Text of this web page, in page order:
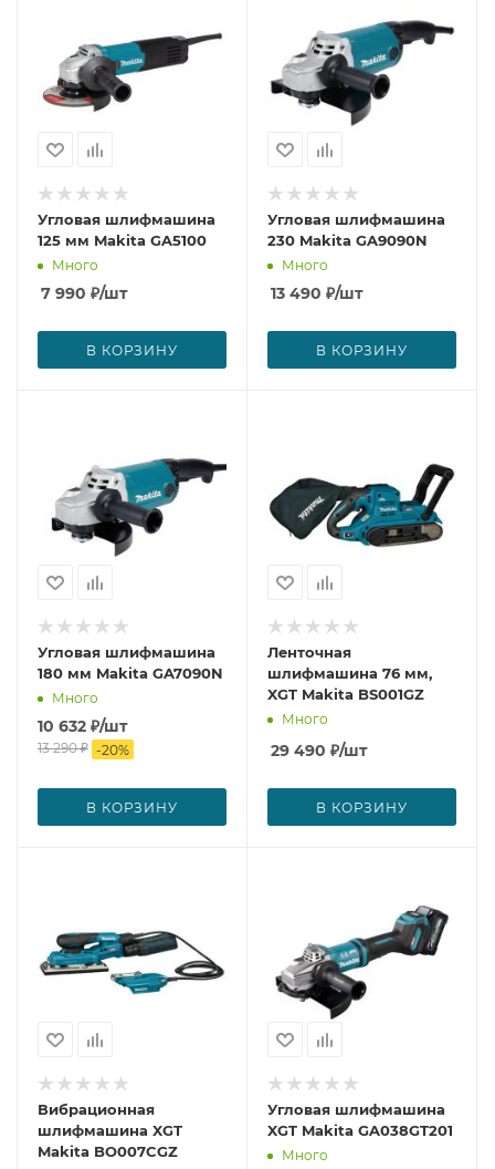
Угловая шлифмашина
125 мм Makita GA5100
Много
7 990 ₽/шт
В КОРЗИНУ
Угловая шлифмашина
230 Makita GA9090N
Много
13 490 ₽/шт
В КОРЗИНУ
Угловая шлифмашина
180 мм Makita GA7090N
Много
10 632 ₽/шт
13 290₽ -20%
В КОРЗИНУ
Ленточная
шлифмашина 76 мм,
XGT Makita BS001GZ
Много
29 490 ₽/шт
В КОРЗИНУ
Вибрационная
шлифмашина XGT
Makita BO007CGZ
Угловая шлифмашина
XGT Makita GA038GT201
Много